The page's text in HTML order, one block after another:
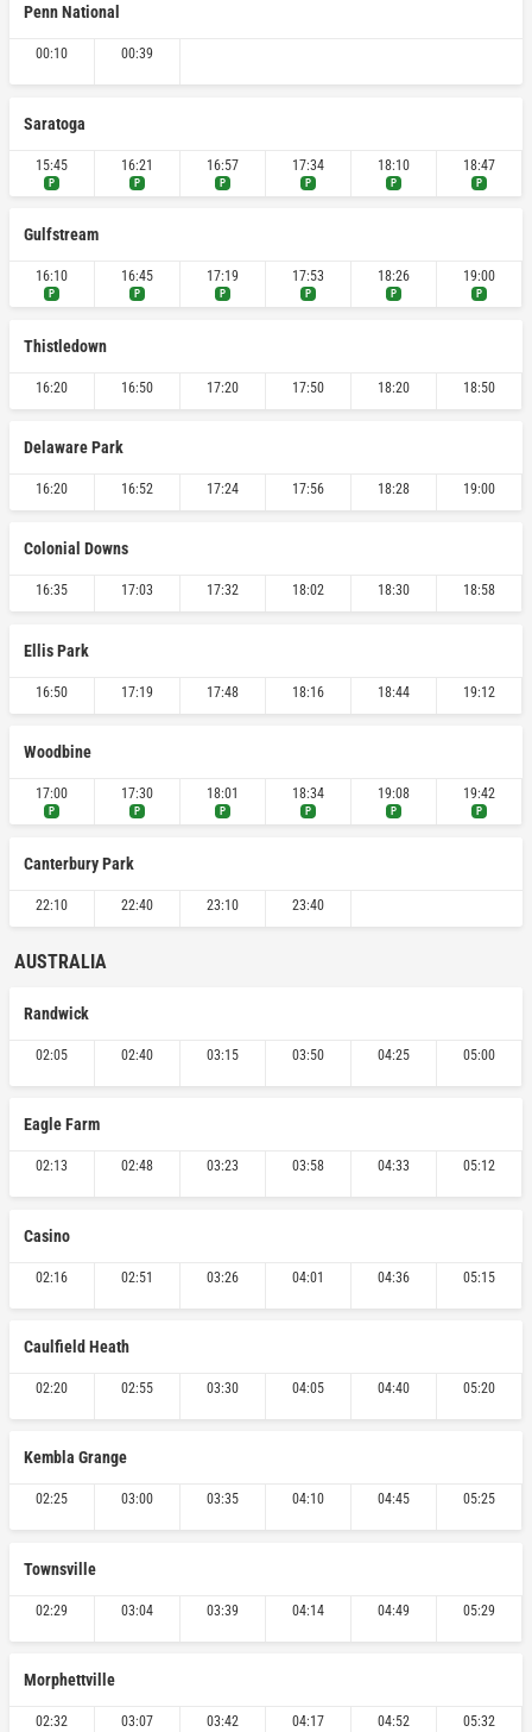
Penn National
00:10 00:39
Saratoga
15:45
P
16:21
P
16:57
P
17:34
P
18:10
P
18:47
P
Gulfstream
16:10
P
16:45
P
17:19
P
17:53
P
18:26
P
19:00
P
Thistledown
16:20 16:50 17:20 17:50 18:20 18:50
Delaware Park
16:20 16:52 17:24 17:56 18:28 19:00
Colonial Downs
16:35 17:03 17:32 18:02 18:30 18:58
Ellis Park
16:50 17:19 17:48 18:16 18:44 19:12
Woodbine
17:00
P
17:30
P
18:01
P
18:34
P
19:08
P
19:42
P
Canterbury Park
22:10 22:40 23:10 23:40
AUSTRALIA
Randwick
02:05 02:40 03:15 03:50 04:25 05:00
Eagle Farm
02:13 02:48 03:23 03:58 04:33 05:12
Casino
02:16 02:51 03:26 04:01 04:36 05:15
Caulfield Heath
02:20 02:55 03:30 04:05 04:40 05:20
Kembla Grange
02:25 03:00 03:35 04:10 04:45 05:25
Townsville
02:29 03:04 03:39 04:14 04:49 05:29
Morphettville
02:32 03:07 03:42 04:17 04:52 05:32